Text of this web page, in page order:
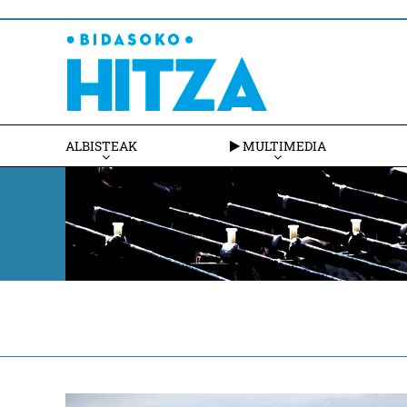
ALBISTEAK MULTIMEDIA